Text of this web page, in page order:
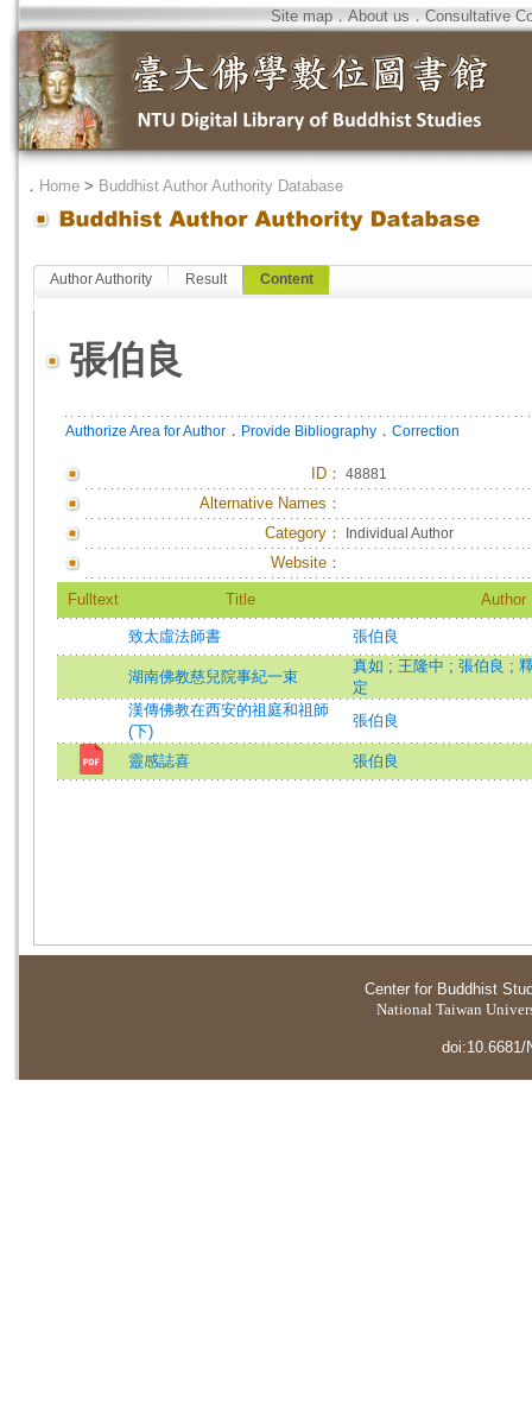
Site map．About us．Consultative
． Home > Buddhist Author Authority Database
Author Authority Result Content
張伯良
Authorize Area for Author ． Provide Bibliography ． Correction
ID ： 48881
Alternative Names：
Category：
Individual Author
Website：
Fulltext Title Author
致太虛法師書 張伯良
湖南佛教慈兒院事紀一束
真如 ; 王隆中 ; 張伯良 ;
定
漢傳佛教在西安的祖庭和祖師
(下)
張伯良
靈感誌喜 張伯良
Center for Buddhist
National Taiwan
doi:10.6681/